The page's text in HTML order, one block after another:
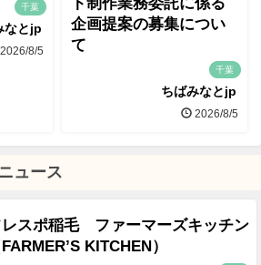
千葉
なとjp
2026/8/5
企画提案の募集につい
て
千葉
ちばみなとjp
2026/8/5
ュース
レスポ稲毛 ファーマーズキッチン
FARMER’S KITCHEN）